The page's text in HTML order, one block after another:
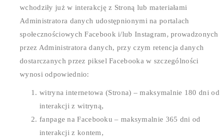
wchodziły już w interakcję z Stroną lub materiałami
Administratora danych udostępnionymi na portalach
społecznościowych Facebook i/lub Instagram, prowadzonych
przez Administratora danych, przy czym retencja danych
dostarczanych przez piksel Facebooka w szczególności
wynosi odpowiednio:
witryna internetowa (Strona) – maksymalnie 180 dni od
interakcji z witryną,
fanpage na Facebooku – maksymalnie 365 dni od
interakcji z kontem,